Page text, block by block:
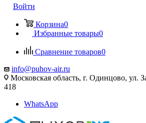
Войти
Корзина0
Избранные товары0
Сравнение товаров0
info@puhov-air.ru
Московская область, г. Одинцово, ул.
418
WhatsApp